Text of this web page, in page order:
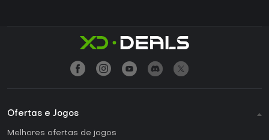
Ofertas e Jogos
Melhores ofertas de jogos